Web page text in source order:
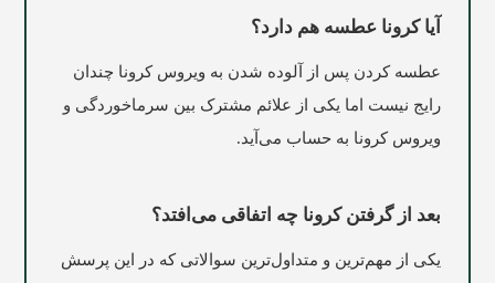
آیا کرونا عطسه هم دارد؟
عطسه کردن پس از آلوده شدن به ویروس کرونا چندان
رایج نیست اما یکی از علائم مشترک بین سرماخوردگی و
ویروس کرونا به حساب می‌آید.
بعد از گرفتن کرونا چه اتفاقی می‌افتد؟
یکی از مهم‌ترین و متداول‌ترین سوالاتی که در این پرسش